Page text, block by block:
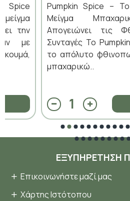
Spice
την
με
Pumpkin Spice –
Μείγμα
Απογειώνει τις
Συνταγές Το
το απόλυτο
μπαχαρικώ..
ΕΞΥΠΗΡΈΤΗΣΗ
Επικοινωνήστε μαζί μας
Χάρτης Ιστότοπου